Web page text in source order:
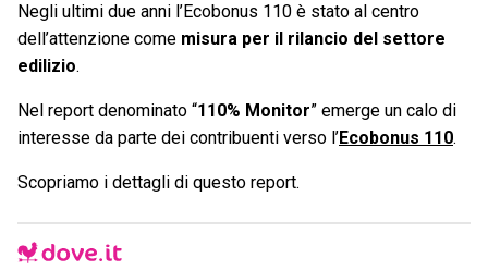
Negli ultimi due anni l’Ecobonus 110 è stato al centro
dell’attenzione come misura per il rilancio del settore
edilizio.
Nel report denominato “110% Monitor” emerge un calo di
interesse da parte dei contribuenti verso l’Ecobonus 110.
Scopriamo i dettagli di questo report.